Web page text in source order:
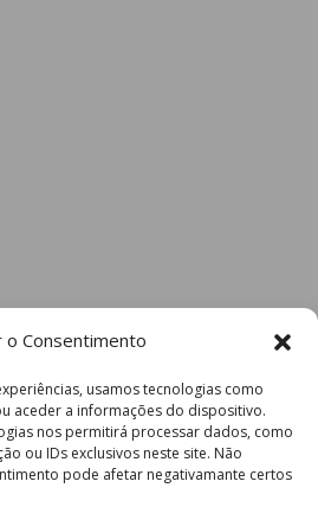
o Consentimento
usamos tecnologias como
aceder a informações do dispositivo.
nos permitirá processar dados, como
ou IDs exclusivos neste site. Não
pode afetar negativamante certos